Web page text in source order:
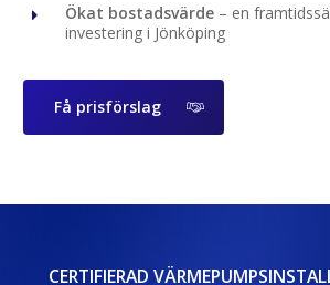
Ökat bostadsvärde – en
investering i Jönköping
Få prisförslag
CERTIFIERAD